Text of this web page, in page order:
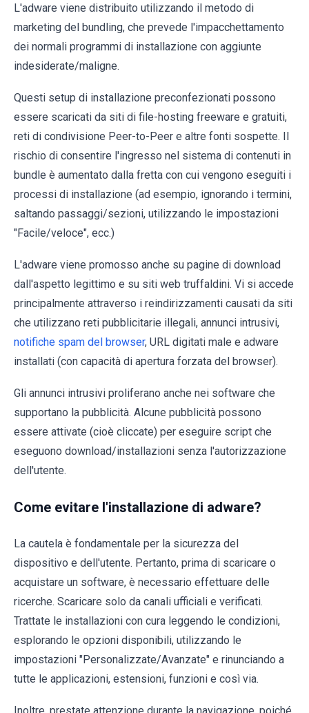
L'adware viene distribuito utilizzando il metodo di
marketing del bundling, che prevede l'impacchettamento
dei normali programmi di installazione con aggiunte
indesiderate/maligne.
Questi setup di installazione preconfezionati possono
essere scaricati da siti di file-hosting freeware e gratuiti,
reti di condivisione Peer-to-Peer e altre fonti sospette. Il
rischio di consentire l'ingresso nel sistema di contenuti in
bundle è aumentato dalla fretta con cui vengono eseguiti i
processi di installazione (ad esempio, ignorando i termini,
saltando passaggi/sezioni, utilizzando le impostazioni
"Facile/veloce", ecc.)
L'adware viene promosso anche su pagine di download
dall'aspetto legittimo e su siti web truffaldini. Vi si accede
principalmente attraverso i reindirizzamenti causati da siti
che utilizzano reti pubblicitarie illegali, annunci intrusivi,
notifiche spam del browser, URL digitati male e adware
installati (con capacità di apertura forzata del browser).
Gli annunci intrusivi proliferano anche nei software che
supportano la pubblicità. Alcune pubblicità possono
essere attivate (cioè cliccate) per eseguire script che
eseguono download/installazioni senza l'autorizzazione
dell'utente.
Come evitare l'installazione di adware?
La cautela è fondamentale per la sicurezza del
dispositivo e dell'utente. Pertanto, prima di scaricare o
acquistare un software, è necessario effettuare delle
ricerche. Scaricare solo da canali ufficiali e verificati.
Trattate le installazioni con cura leggendo le condizioni,
esplorando le opzioni disponibili, utilizzando le
impostazioni "Personalizzate/Avanzate" e rinunciando a
tutte le applicazioni, estensioni, funzioni e così via.
Inoltre, prestate attenzione durante la navigazione, poiché